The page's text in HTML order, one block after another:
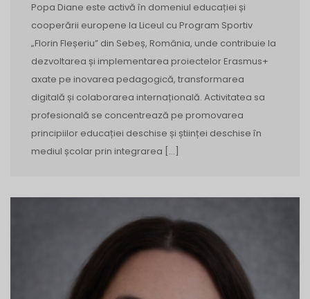
Popa Diane este activă în domeniul educației și
cooperării europene la Liceul cu Program Sportiv
„Florin Fleșeriu” din Sebeș, România, unde contribuie la
dezvoltarea și implementarea proiectelor Erasmus+
axate pe inovarea pedagogică, transformarea
digitală și colaborarea internațională. Activitatea sa
profesională se concentrează pe promovarea
principiilor educației deschise și științei deschise în
mediul școlar prin integrarea […]